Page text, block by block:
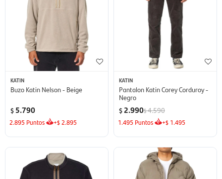
KATIN
Buzo Katin Nelson - Beige
$ 5.790
2.895 Puntos +$ 2.895
KATIN
Pantalon Katin Corey Corduroy -
Negro
$ 2.990$4.590
1.495 Puntos +$ 1.495